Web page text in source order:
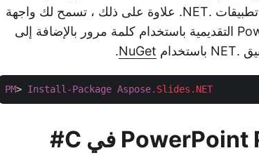
وتحرير ومعالجة ملفات PPT و PPTX من داخل تطبيقات .NET. علاوة على ذلك ، تسمح لك واجهة
برمجة التطبيقات (API) بتأمين عروض PowerPoint التقديمية باستخدام كلمة مرور بالإضافة إلى
NuGet
.
PM> Install-Package Aspose.Slides .NET